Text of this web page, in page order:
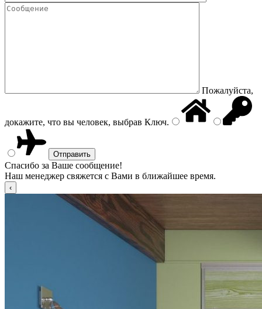
Пожалуйста,
докажите, что вы человек, выбрав Ключ.
Спасибо за Ваше сообщение!
Наш менеджер свяжется с Вами в ближайшее время.